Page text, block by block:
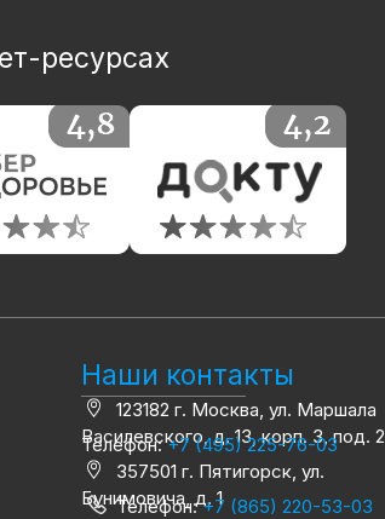
ресурсах
Наши контакты
123182 г. Москва, ул. Маршала
Василевского, д. 13, корп. 3, под. 2
Телефон:+7 (495) 225-76-03
357501 г. Пятигорск, ул.
Бунимовича, д. 1
Телефон:+7 (865) 220-53-03